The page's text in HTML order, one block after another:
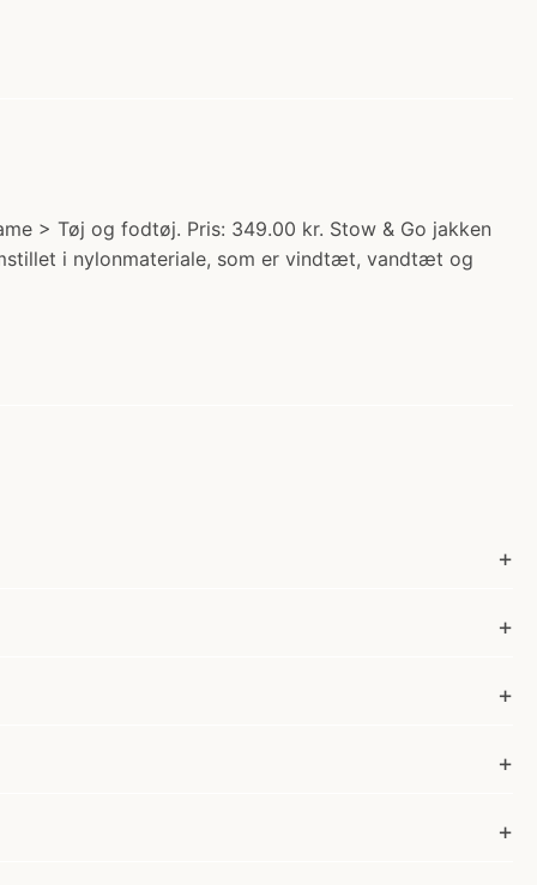
> Tøj og fodtøj. Pris: 349.00 kr. Stow & Go jakken
i nylonmateriale, som er vindtæt, vandtæt og